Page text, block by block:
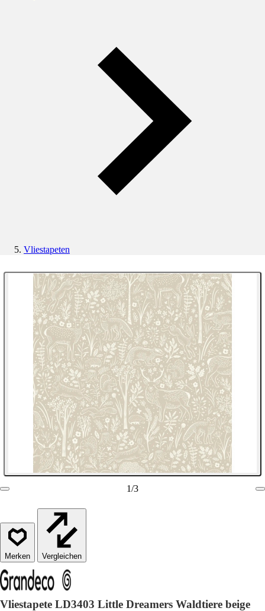
Vliestapeten
1/3
Vergleichen
Vliestapete LD3403 Little Dreamers Waldtiere beige